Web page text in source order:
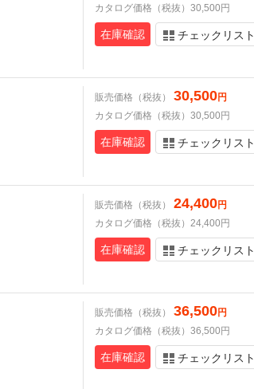
カタログ価格（税抜）30,500円
在庫確認 チェックリスト
販売価格（税抜） 30,500円
カタログ価格（税抜）30,500円
在庫確認 チェックリスト
販売価格（税抜） 24,400円
カタログ価格（税抜）24,400円
在庫確認 チェックリスト
販売価格（税抜） 36,500円
カタログ価格（税抜）36,500円
在庫確認 チェックリスト